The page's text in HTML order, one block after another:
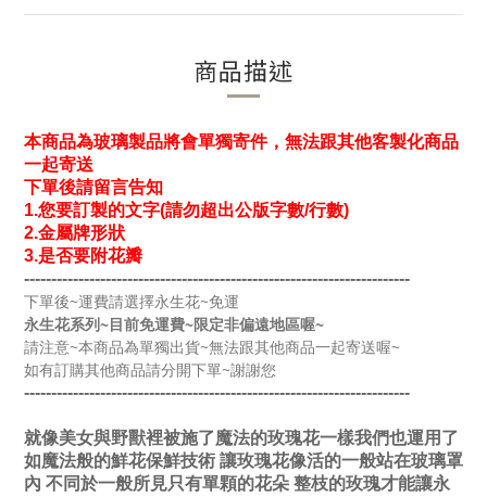
商品描述
本商品為玻璃製品將會單獨寄件，無法跟其他客製化商品
一起寄送
下單後請留言告知
1.您要訂製的文字(請勿超出公版字數/行數)
2.金屬牌形狀
3.是否要附花瓣
-----------------------------------------------------------------------
下單後~運費請選擇永生花~免運
永生花系列~目前免運費~限定非偏遠地區喔~
請注意~本商品為單獨出貨~無法跟其他商品一起寄送喔~
如有訂購其他商品請分開下單~謝謝您
-----------------------------------------------------------------------
就像美女與野獸裡被施了魔法的玫瑰花一樣我們也運用了
如魔法般的鮮花保鮮技術 讓玫瑰花像活的一般站在玻璃罩
內 不同於一般所見只有單顆的花朵 整枝的玫瑰才能讓永